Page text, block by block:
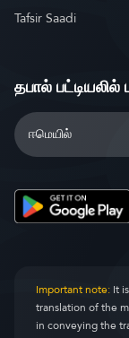
Tafsir Saadi
தபால்
Important note:It
translation of the
in conveying the